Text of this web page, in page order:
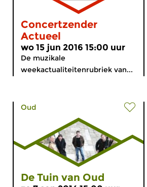
Concertzender
Actueel
wo 15 jun 2016 15:00 uur
De muzikale
weekactualiteitenrubriek van...
Oud
De Tuin van Oud